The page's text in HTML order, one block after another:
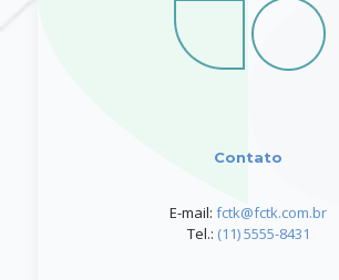
Contato
E-mail: fctk@fctk.com.br
Tel.: (11) 5555-8431